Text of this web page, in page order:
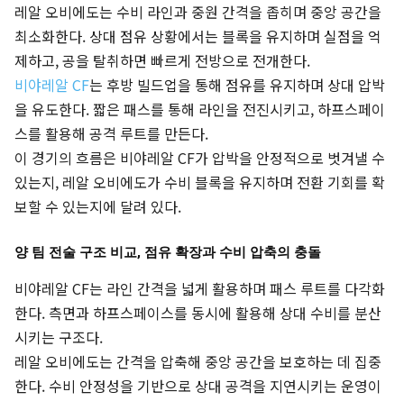
레알 오비에도는 수비 라인과 중원 간격을 좁히며 중앙 공간을
최소화한다. 상대 점유 상황에서는 블록을 유지하며 실점을 억
제하고, 공을 탈취하면 빠르게 전방으로 전개한다.
비야레알 CF는 후방 빌드업을 통해 점유를 유지하며 상대 압박
을 유도한다. 짧은 패스를 통해 라인을 전진시키고, 하프스페이
스를 활용해 공격 루트를 만든다.
이 경기의 흐름은 비야레알 CF가 압박을 안정적으로 벗겨낼 수
있는지, 레알 오비에도가 수비 블록을 유지하며 전환 기회를 확
보할 수 있는지에 달려 있다.
양 팀 전술 구조 비교, 점유 확장과 수비 압축의 충돌
비야레알 CF는 라인 간격을 넓게 활용하며 패스 루트를 다각화
한다. 측면과 하프스페이스를 동시에 활용해 상대 수비를 분산
시키는 구조다.
레알 오비에도는 간격을 압축해 중앙 공간을 보호하는 데 집중
한다. 수비 안정성을 기반으로 상대 공격을 지연시키는 운영이